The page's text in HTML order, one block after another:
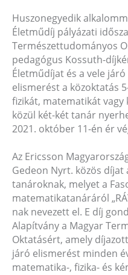
Huszonegyedik
Életműdíj pályázati
Természettudományos
pedagógus Kossuth-
Életműdíjat és a vele
elismerést a közoktatás
fizikát, matematikát
közül két-két tanár
2021. október 11-én ér
Az Ericsson
Gedeon Nyrt. közös
tanároknak, melyet a
matematikatanáráról
nak nevezett el. E díj
Alapítvány a Magyar
Oktatásért, amely
járó elismerést minden
matematika-, fizika- és